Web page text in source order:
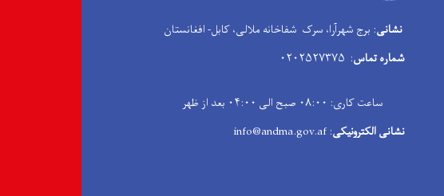
نشانی: برج شهرآرا، سرک شفاخانه ملالی، کابل- افغانستان
شماره تماس: ۰۲۰۲۵۲۷۳۷۵
ساعت کاری: ۰۸:۰۰ صبح الی ۰۴:۰۰ بعد از ظهر
نشانی الکترونیکی: info@andma.gov.af